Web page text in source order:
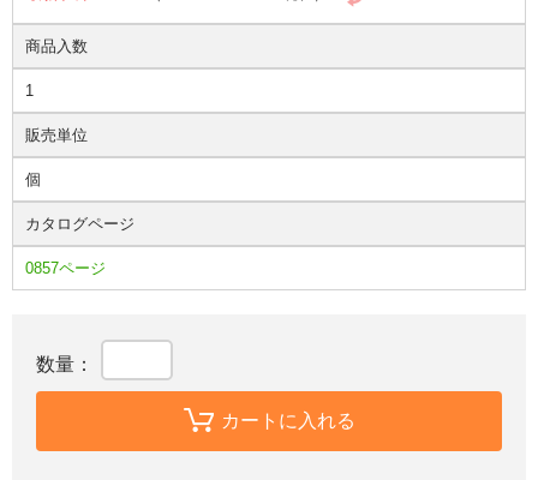
商品入数
1
販売単位
個
カタログページ
0857ページ
数量：
カートに入れる